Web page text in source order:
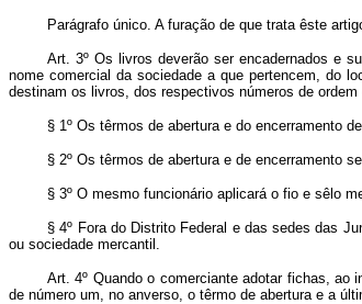
Parágrafo único. A furação de que trata êste
Art. 3º Os livros deverão ser encadernados e
nome comercial da sociedade a que pertencem, do
destinam os livros, dos respectivos números de
§ 1º Os têrmos de abertura e do encerramento
§ 2º Os têrmos de abertura e de encerramento
§ 3º O mesmo funcionário aplicará o fio e sêlo
§ 4º Fora do Distrito Federal e das sedes das
ou sociedade mercantil.
Art. 4º Quando o comerciante adotar fichas, ao
de número um, no anverso, o têrmo de abertura e a